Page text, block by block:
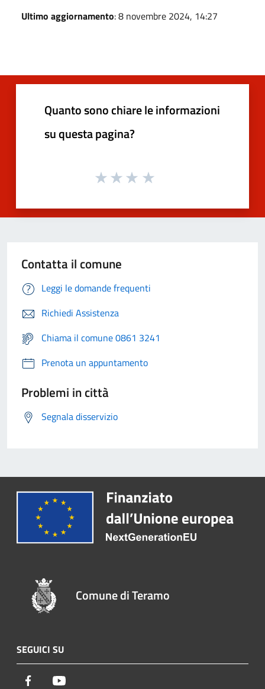
Ultimo aggiornamento: 8 novembre 2024, 14:27
Quanto sono chiare le informazioni
su questa pagina?
Contatta il comune
Leggi le domande frequenti
Richiedi Assistenza
Chiama il comune 0861 3241
Prenota un appuntamento
Problemi in città
Segnala disservizio
Comune di Teramo
SEGUICI SU
Facebook